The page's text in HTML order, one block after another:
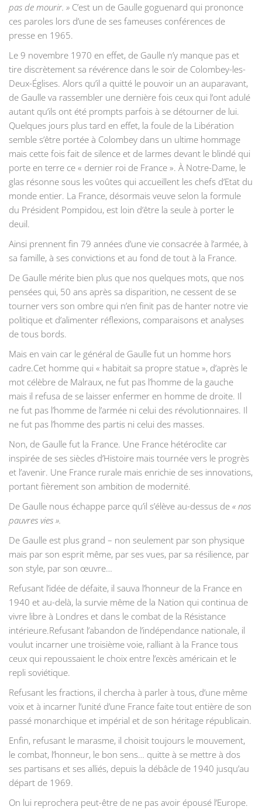
pas de mourir. » C’est un de Gaulle goguenard qui prononce
ces paroles lors d’une de ses fameuses conférences de
presse en 1965.
Le 9 novembre 1970 en effet, de Gaulle n’y manque pas et
tire discrètement sa révérence dans le soir de Colombey-les-
Deux-Églises. Alors qu’il a quitté le pouvoir un an auparavant,
de Gaulle va rassembler une dernière fois ceux qui l’ont adulé
autant qu’ils ont été prompts parfois à se détourner de lui.
Quelques jours plus tard en effet, la foule de la Libération
semble s’être portée à Colombey dans un ultime hommage
mais cette fois fait de silence et de larmes devant le blindé qui
porte en terre ce « dernier roi de France ». À Notre-Dame, le
glas résonne sous les voûtes qui accueillent les chefs d’Etat du
monde entier. La France, désormais veuve selon la formule
du Président Pompidou, est loin d’être la seule à porter le
deuil.
Ainsi prennent fin 79 années d’une vie consacrée à l’armée, à
sa famille, à ses convictions et au fond de tout à la France.
De Gaulle mérite bien plus que nos quelques mots, que nos
pensées qui, 50 ans après sa disparition, ne cessent de se
tourner vers son ombre qui n’en finit pas de hanter notre vie
politique et d’alimenter réflexions, comparaisons et analyses
de tous bords.
Mais en vain car le général de Gaulle fut un homme hors
cadre.Cet homme qui « habitait sa propre statue », d’après le
mot célèbre de Malraux, ne fut pas l’homme de la gauche
mais il refusa de se laisser enfermer en homme de droite. Il
ne fut pas l’homme de l’armée ni celui des révolutionnaires. Il
ne fut pas l’homme des partis ni celui des masses.
Non, de Gaulle fut la France. Une France hétéroclite car
inspirée de ses siècles d’Histoire mais tournée vers le progrès
et l’avenir. Une France rurale mais enrichie de ses innovations,
portant fièrement son ambition de modernité.
De Gaulle nous échappe parce qu’il s’élève au-dessus de « nos
pauvres vies ».
De Gaulle est plus grand – non seulement par son physique
mais par son esprit même, par ses vues, par sa résilience, par
son style, par son œuvre…
Refusant l’idée de défaite, il sauva l’honneur de la France en
1940 et au-delà, la survie même de la Nation qui continua de
vivre libre à Londres et dans le combat de la Résistance
intérieure.Refusant l’abandon de l’indépendance nationale, il
voulut incarner une troisième voie, ralliant à la France tous
ceux qui repoussaient le choix entre l’excès américain et le
repli soviétique.
Refusant les fractions, il chercha à parler à tous, d’une même
voix et à incarner l’unité d’une France faite tout entière de son
passé monarchique et impérial et de son héritage républicain.
Enfin, refusant le marasme, il choisit toujours le mouvement,
le combat, l’honneur, le bon sens… quitte à se mettre à dos
ses partisans et ses alliés, depuis la débâcle de 1940 jusqu’au
départ de 1969.
On lui reprochera peut-être de ne pas avoir épousé l’Europe.